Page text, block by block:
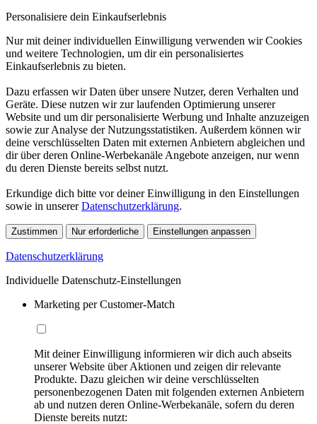
Personalisiere dein Einkaufserlebnis
Nur mit deiner individuellen Einwilligung verwenden wir Cookies
und weitere Technologien, um dir ein personalisiertes
Einkaufserlebnis zu bieten.
Dazu erfassen wir Daten über unsere Nutzer, deren Verhalten und
Geräte. Diese nutzen wir zur laufenden Optimierung unserer
Website und um dir personalisierte Werbung und Inhalte anzuzeigen
sowie zur Analyse der Nutzungsstatistiken. Außerdem können wir
deine verschlüsselten Daten mit externen Anbietern abgleichen und
dir über deren Online-Werbekanäle Angebote anzeigen, nur wenn
du deren Dienste bereits selbst nutzt.
Erkundige dich bitte vor deiner Einwilligung in den Einstellungen
sowie in unsererDatenschutzerklärung.
Zustimmen Nur erforderliche Einstellungen anpassen
Datenschutzerklärung
Individuelle Datenschutz-Einstellungen
Marketing per Customer-Match
Mit deiner Einwilligung informieren wir dich auch abseits
unserer Website über Aktionen und zeigen dir relevante
Produkte. Dazu gleichen wir deine verschlüsselten
personenbezogenen Daten mit folgenden externen Anbietern
ab und nutzen deren Online-Werbekanäle, sofern du deren
Dienste bereits nutzt: